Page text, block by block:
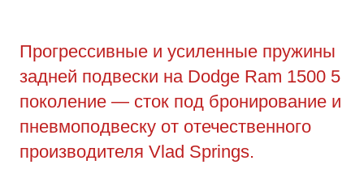
Прогрессивные и усиленные пружины
задней подвески на Dodge Ram 1500 5
поколение — сток под бронирование и
пневмоподвеску от отечественного
производителя Vlad Springs.